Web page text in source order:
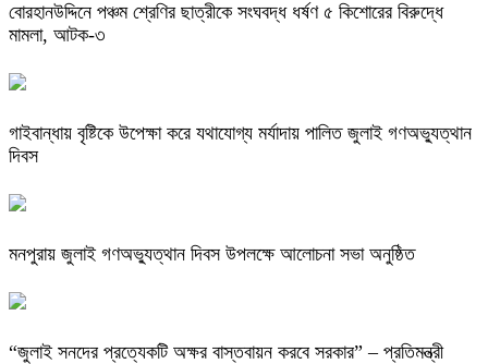
বোরহানউদ্দিনে পঞ্চম শ্রেণির ছাত্রীকে সংঘবদ্ধ ধর্ষণ ৫ কিশোরের বিরুদ্ধে
মামলা, আটক-৩
গাইবান্ধায় বৃষ্টিকে উপেক্ষা করে যথাযোগ্য মর্যাদায় পালিত জুলাই গণঅভ্যুত্থান
দিবস
মনপুরায় জুলাই গণঅভ্যুত্থান দিবস উপলক্ষে আলোচনা সভা অনুষ্ঠিত
“জুলাই সনদের প্রত্যেকটি অক্ষর বাস্তবায়ন করবে সরকার” – প্রতিমন্ত্রী